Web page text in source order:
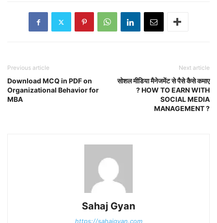
Previous article
Download MCQ in PDF on
Organizational Behavior for
MBA
Next article
सोशल मीडिया मैनेजमेंट से पैसे कैसे कमाए
? HOW TO EARN WITH
SOCIAL MEDIA
MANAGEMENT ?
Sahaj Gyan
https://sahajgyan.com